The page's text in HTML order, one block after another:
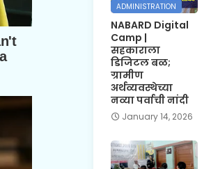
ADMINISTRATION
NABARD Digital
Camp |
सहकाराला
डिजिटल बळ;
ग्रामीण
अर्थव्यवस्थेच्या
नव्या पर्वाची नांदी
January 14, 2026